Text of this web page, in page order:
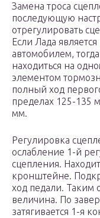
Замена троса
последующую
отрегулировать
Если Лада
автомобилем,
находиться на
элементом
полный ход
пределах 125-135
мм.
Регулировка
ослабление 1-й
сцепления.
кронштейне.
ход педали. Таким
величина. По
затягивается 1-я